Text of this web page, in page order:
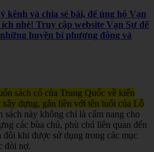
kênh và chia sẻ bài, để ủng hộ Vạn
nhé! Truy cập website Vạn Sự để
huyền bí phương đông và
sách cổ của Trung Quốc về kiến
dựng, gắn liền với tên tuổi của Lỗ
sách này không chỉ là cẩm nang cho
các bùa chú, phù chú liên quan đến
đôi khi được sử dụng trong các mục
đòi nợ.